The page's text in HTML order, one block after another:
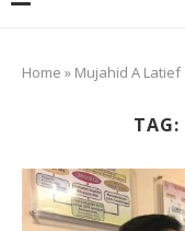
Home » Mujahid A Latief
TAG: